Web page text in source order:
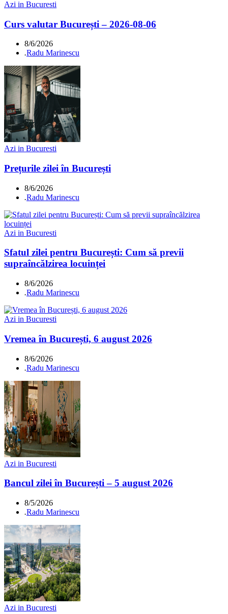
Azi in Bucuresti
Curs valutar București – 2026-08-06
8/6/2026
.Radu Marinescu
Azi in Bucuresti
Prețurile zilei în București
8/6/2026
.Radu Marinescu
Azi in Bucuresti
Sfatul zilei pentru București: Cum să previi
supraîncălzirea locuinței
8/6/2026
.Radu Marinescu
Azi in Bucuresti
Vremea în București, 6 august 2026
8/6/2026
.Radu Marinescu
Azi in Bucuresti
Bancul zilei în București – 5 august 2026
8/5/2026
.Radu Marinescu
Azi in Bucuresti